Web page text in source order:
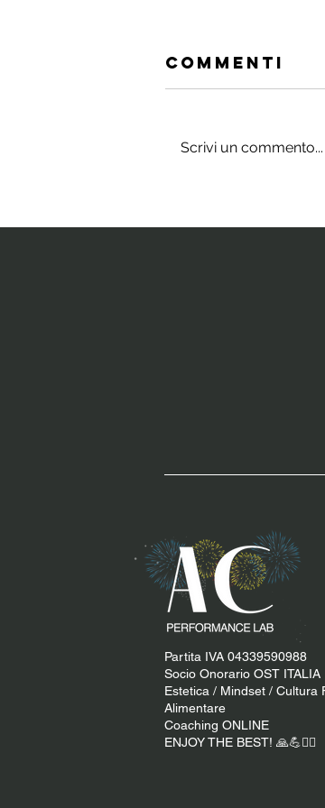
che
Commenti
Scrivi un commento...
Partita IVA 04339590988
Socio Onorario OST ITALIA
Estetica / Mindset / Cultura
Alimentare
Coaching ONLINE
ENJOY THE BEST! 🙏​💪​​❤️‍🔥​